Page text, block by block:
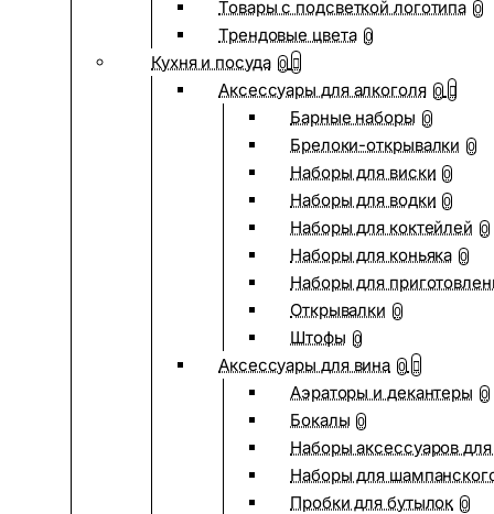
Товары с подсветкой логотипа 0
Трендовые цвета 0
Кухня и посуда 0
Аксессуары для алкоголя 0
Барные наборы 0
Брелоки-открывалки 0
Наборы для виски 0
Наборы для водки 0
Наборы для коктейлей 0
Наборы для коньяка 0
Наборы для
Открывалки 0
Штофы 0
Аксессуары для вина 0
Аэраторы и декантеры 0
Бокалы 0
Наборы аксессуаров
Наборы для
Пробки для бутылок 0